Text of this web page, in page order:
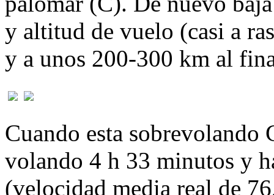
y altitud de vuelo (casi a
y a unos 200-300 km al
Cuando esta
volando 4 h 33 minutos y
(velocidad media real de